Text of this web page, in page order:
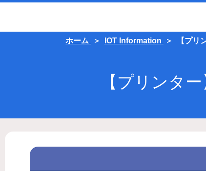
ホーム IOT Information 【プリ
【プリンタ